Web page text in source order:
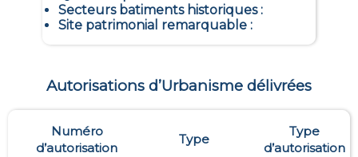
Secteurs batiments historiques:
Site patrimonial remarquable:
Autorisations d’Urbanisme délivrées
Numéro
d’autorisation
Type
Type
d’autorisation